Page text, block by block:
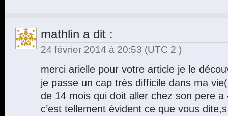
mathlin a dit :
24 février 2014 à 20:53 (UTC 2 )
merci arielle pour votre article je le
je passe un cap très difficile dans ma
de 14 mois qui doit aller chez son pere a
c’est tellement évident ce que vous